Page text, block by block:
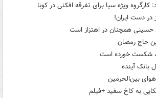
ویژه سیا برای تفرقه افکنی در کوبا
در دست ایران!
حسینی همچنان در اهتزاز است
حاج رمضان
شکست خورده است
بانک آینده
بین‌الحرمین
به کاخ سفید +فیلم